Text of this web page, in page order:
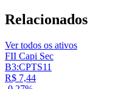
Relacionados
Ver todos os ativos
FII Capi Sec
B3:CPTS11
R$ 7,44